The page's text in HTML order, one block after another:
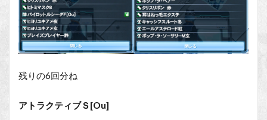
残りの6回分ね
アトラクティブＳ[Ou]